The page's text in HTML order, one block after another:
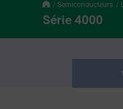
Semiconducteurs
Série 4000